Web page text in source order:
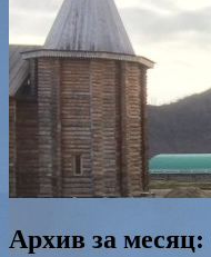
Архив за месяц: